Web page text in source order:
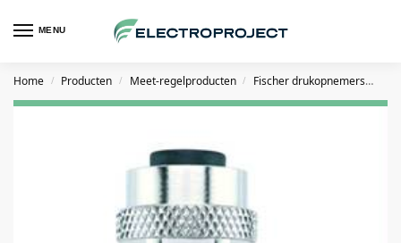
MENU
Home / Producten / Meet-regelproducten / Fischer drukopnemers